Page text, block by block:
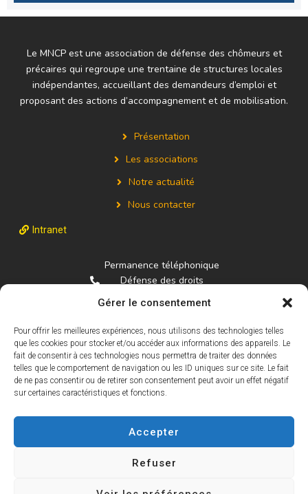
Gérer le consentement
Pour offrir les meilleures expériences, nous utilisons des technologies telles
que les cookies pour stocker et/ou accéder aux informations des appareils. Le
fait de consentir à ces technologies nous permettra de traiter des données
telles que le comportement de navigation ou les ID uniques sur ce site. Le fait
de ne pas consentir ou de retirer son consentement peut avoir un effet négatif
sur certaines caractéristiques et fonctions.
Accepter
Refuser
Le MNCP est une association de défense des chômeurs et
précaires qui regroupe une trentaine de structures locales
indépendantes, accueillant des demandeurs d’emploi et
proposant des actions d’accompagnement et de mobilisation.
Présentation
Les associations
Notre actualité
Nous contacter
Intranet
Permanence téléphonique
Défense des droits
01.84.16.94.22
01.40.03.90.66
federationmncp@gmail.com
Recevez chaque mois un condensé des actualités du
MNCP et de ses associations.
S'inscrire à la lettre info